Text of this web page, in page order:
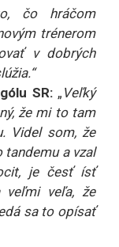
čo hráčom
trénerom
v dobrých
SR:„ Veľký
že mi to tam
Videl som, že
a vzal
je česť ísť
veľmi veľa, že
sa to opísať